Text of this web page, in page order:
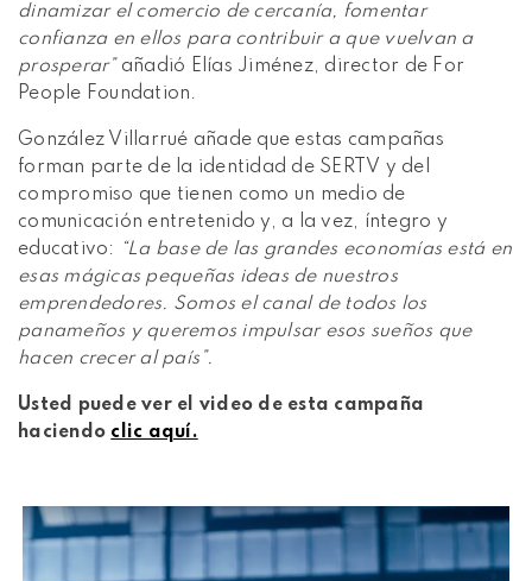
dinamizar el comercio de cercanía, fomentar
confianza en ellos para contribuir a que vuelvan a
prosperar”añadió Elías Jiménez, director de For
People Foundation.
González Villarrué añade que estas campañas
forman parte de la identidad de SERTV y del
compromiso que tienen como un medio de
comunicación entretenido y, a la vez, íntegro y
educativo:
“La base de las grandes economías está en
esas mágicas pequeñas ideas de nuestros
emprendedores. Somos el canal de todos los
panameños y queremos impulsar esos sueños que
hacen crecer al país”.
Usted puede ver el video de esta campaña
haciendo clic aquí.